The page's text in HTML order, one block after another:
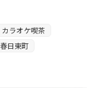
カラオケ喫茶
春日東町